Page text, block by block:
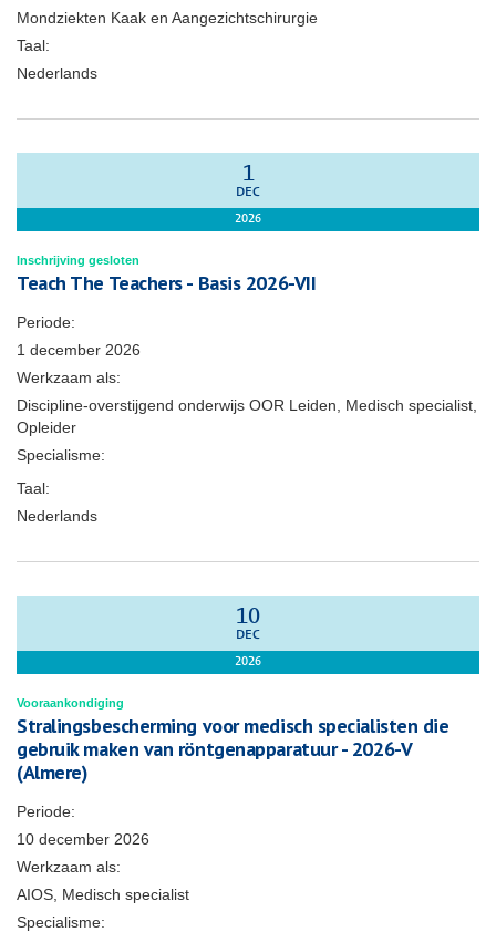
Mondziekten Kaak en Aangezichtschirurgie
Taal:
Nederlands
1
DEC
2026
Inschrijving gesloten
Teach The Teachers - Basis 2026-VII
Periode:
1 december 2026
Werkzaam als:
Discipline-overstijgend onderwijs OOR Leiden, Medisch specialist,
Opleider
Specialisme:
Taal:
Nederlands
10
DEC
2026
Vooraankondiging
Stralingsbescherming voor medisch specialisten die
gebruik maken van röntgenapparatuur - 2026-V
(Almere)
Periode:
10 december 2026
Werkzaam als:
AIOS, Medisch specialist
Specialisme: